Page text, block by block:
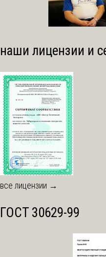
наши лицензии и
все лицензии →
ГОСТ 30629-99